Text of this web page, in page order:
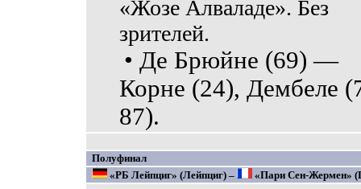
«Жозе Алваладе». Без
зрителей.
• Де Брюйне (69) —
Корне (24), Дембеле
87).
Полуфинал
«РБ Лейпциг» (Лейпциг) –
«Пари Сен-Жермен»